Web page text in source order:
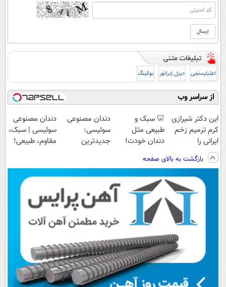
اعتبارسنجی دیزل ژنراتور بوکینگ
از سراسر وب
این دکتر شیرازی
کرم ترمیم زخم
ایرانی را
ساخت!!!
🦷 سبک و
طبیعی مثل
دندان خودت!
پرداخت اقساطی
💳 📍 تهران
دندان مصنوعی
سوئیسی:
جدیدترین
پرداخت قسطی
دندان مصنوعی
سوئیسی | سبک،
مقاوم، طبیعی!
اقساطی😍
بازگشت به بالای صفحه